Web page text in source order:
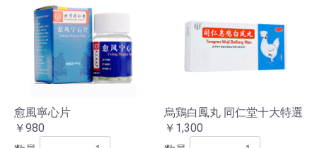
愈風寧心片
￥980
烏鶏白鳳丸 同仁堂十大特選
￥1,300